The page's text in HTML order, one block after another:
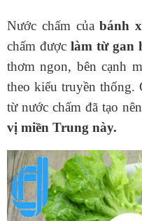
Nước chấm củabánh
chấm được làm từ gan
thơm ngon, bên cạnh
theo kiểu truyền thống.
từ nước chấm đã tạo
vị miền Trung này.